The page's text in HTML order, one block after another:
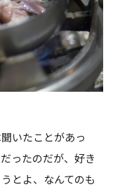
いたことがあっ
ったのだが、好き
とよ、なんてのも